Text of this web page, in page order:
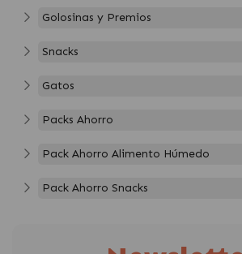
Golosinas y Premios
Snacks
Gatos
Packs Ahorro
Pack Ahorro Alimento Húmedo
Pack Ahorro Snacks